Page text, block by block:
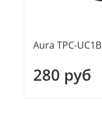
Aura TPC-UC1B
280 руб